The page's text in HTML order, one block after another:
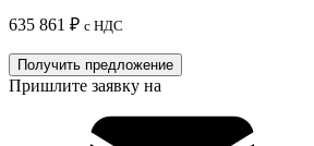
635 861 ₽ с НДС
Получить предложение
Пришлите заявку на